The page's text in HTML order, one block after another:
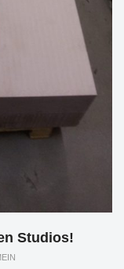
Studios!